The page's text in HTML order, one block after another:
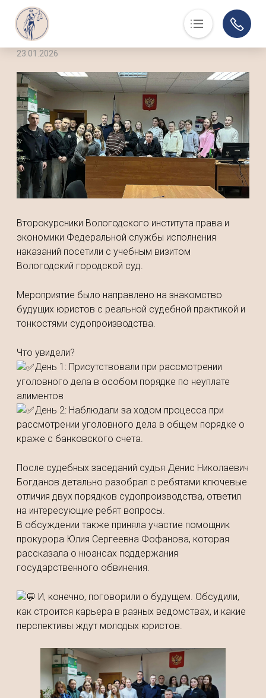
Люди, события, факты
Суд в помощь
Юристам
История
Контакты
Информация по делам
Музей
23.01.2026
Второкурсники Вологодского института права и
экономики Федеральной службы исполнения
наказаний посетили с учебным визитом
Вологодский городской суд.
Мероприятие было направлено на знакомство
будущих юристов с реальной судебной практикой и
тонкостями судопроизводства.
Что увидели?
День 1: Присутствовали при рассмотрении
уголовного дела в особом порядке по неуплате
алиментов
День 2: Наблюдали за ходом процесса при
рассмотрении уголовного дела в общем порядке о
краже с банковского счета.
После судебных заседаний судья Денис Николаевич
Богданов детально разобрал с ребятами ключевые
отличия двух порядков судопроизводства, ответил
на интересующие ребят вопросы.
В обсуждении также приняла участие помощник
прокурора Юлия Сергеевна Фофанова, которая
рассказала о нюансах поддержания
государственного обвинения.
И, конечно, поговорили о будущем. Обсудили,
как строится карьера в разных ведомствах, и какие
перспективы ждут молодых юристов.